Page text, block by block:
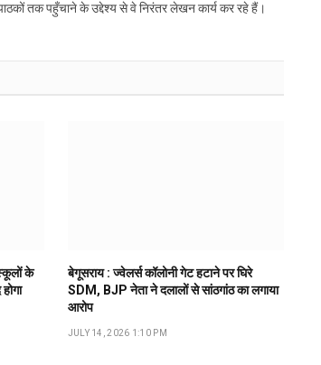
तक पहुँचाने के उद्देश्य से वे निरंतर लेखन कार्य कर रहे हैं।
के
बेगूसराय : ज्वेलर्स कॉलोनी गेट हटाने पर घिरे
SDM, BJP नेता ने दलालों से सांठगांठ का लगाया
आरोप
JULY 14, 2026 1:10 PM